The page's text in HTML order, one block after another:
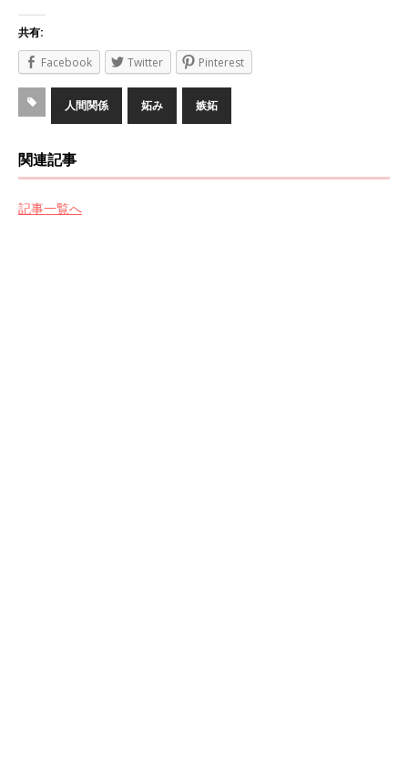
共有:
Facebook
Twitter Pinterest
人間関係 妬み 嫉妬
関連記事
記事一覧へ